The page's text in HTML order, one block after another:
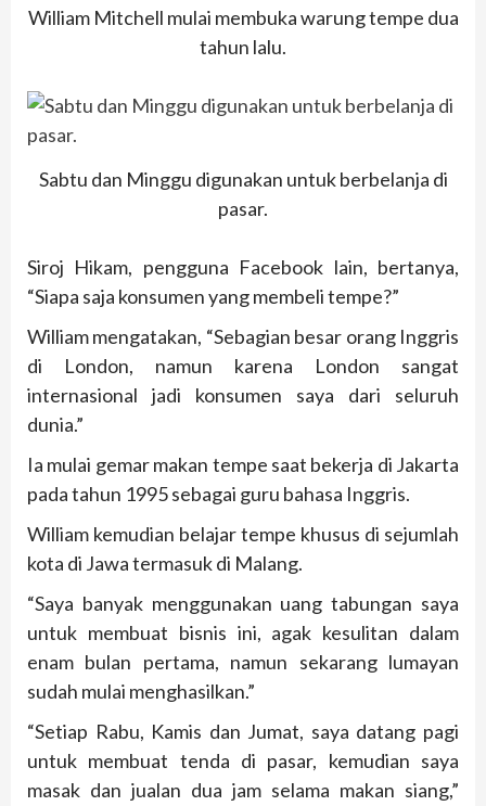
William Mitchell mulai membuka warung tempe dua
tahun lalu.
Sabtu dan Minggu digunakan untuk berbelanja di
pasar.
Siroj Hikam, pengguna Facebook lain, bertanya,
“Siapa saja konsumen yang membeli tempe?”
William mengatakan, “Sebagian besar orang Inggris
di London, namun karena London sangat
internasional jadi konsumen saya dari seluruh
dunia.”
Ia mulai gemar makan tempe saat bekerja di Jakarta
pada tahun 1995 sebagai guru bahasa Inggris.
William kemudian belajar tempe khusus di sejumlah
kota di Jawa termasuk di Malang.
“Saya banyak menggunakan uang tabungan saya
untuk membuat bisnis ini, agak kesulitan dalam
enam bulan pertama, namun sekarang lumayan
sudah mulai menghasilkan.”
“Setiap Rabu, Kamis dan Jumat, saya datang pagi
untuk membuat tenda di pasar, kemudian saya
masak dan jualan dua jam selama makan siang,”